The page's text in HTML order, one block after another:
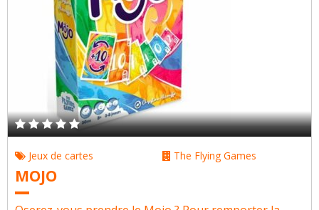
Jeux de cartes The Flying Games
MOJO